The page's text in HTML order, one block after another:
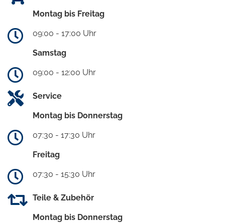
Montag bis Freitag
09:00 - 17:00 Uhr
Samstag
09:00 - 12:00 Uhr
Service
Montag bis Donnerstag
07:30 - 17:30 Uhr
Freitag
07:30 - 15:30 Uhr
Teile & Zubehör
Montag bis Donnerstag